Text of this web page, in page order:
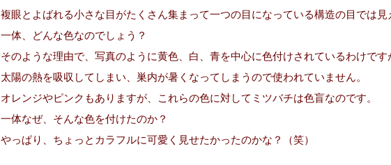
複眼とよばれる小さな目がたくさん集まって一つの目になっている構造の目では見
一体、どんな色なのでしょう？
そのような理由で、写真のように黄色、白、青を中心に色付けされているわけです
太陽の熱を吸収してしまい、巣内が暑くなってしまうので使われていません。
オレンジやピンクもありますが、これらの色に対してミツバチは色盲なのです。
一体なぜ、そんな色を付けたのか？
やっぱり、ちょっとカラフルに可愛く見せたかったのかな？（笑）